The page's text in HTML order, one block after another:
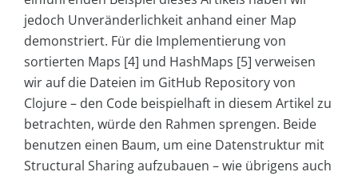
jedoch Unveränderlichkeit anhand einer Map
demonstriert. Für die Implementierung von
sortierten Maps [4] und HashMaps [5] verweisen
wir auf die Dateien im GitHub Repository von
Clojure – den Code beispielhaft in diesem Artikel zu
betrachten, würde den Rahmen sprengen. Beide
benutzen einen Baum, um eine Datenstruktur mit
Structural Sharing aufzubauen – wie übrigens auch